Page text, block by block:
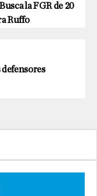
la FGR de 20
Ruffo
defensores